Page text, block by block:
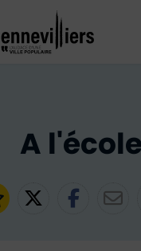
menu mobile
A l'école
aux
Partager